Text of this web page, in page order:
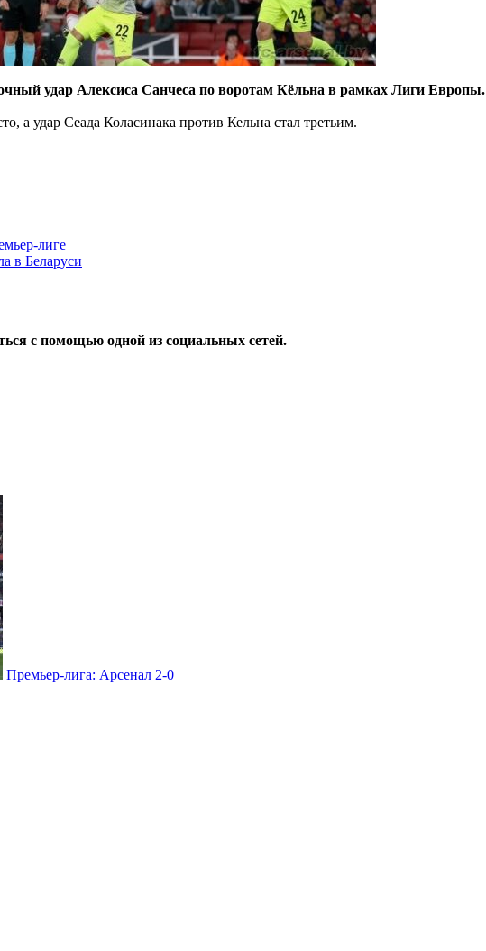
удар Алексиса Санчеса по воротам Кёльна в рамках Лиги Европы.
а удар Сеада Коласинака против Кельна стал третьим.
лиге
в Беларуси
с помощью одной из социальных сетей.
Премьер-лига: Арсенал 2-0